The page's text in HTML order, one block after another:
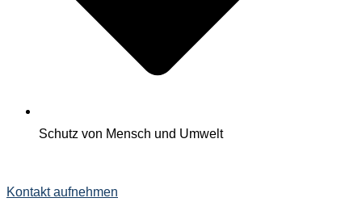
Schutz von Mensch und Umwelt
Kontakt aufnehmen